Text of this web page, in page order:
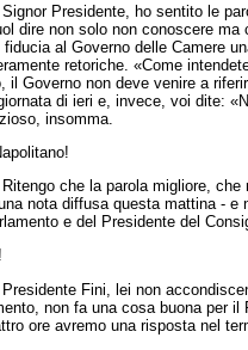
Presidente, ho sentito le
dire non solo non conoscere
al Governo delle Camere
retoriche. «Come
il Governo non deve venire a
di ieri e, invece, voi dite:
insomma.
che la parola migliore,
nota diffusa questa mattina -
e del Presidente del
Fini, lei non
non fa una cosa buona per
ore avremo una risposta nel